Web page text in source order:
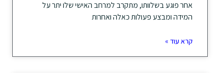
אחר פוגע בשלוותו, מתקרב למרחב האישי שלו יתר על
המידה ומבצע פעולות כאלה ואחרות
קרא עוד »